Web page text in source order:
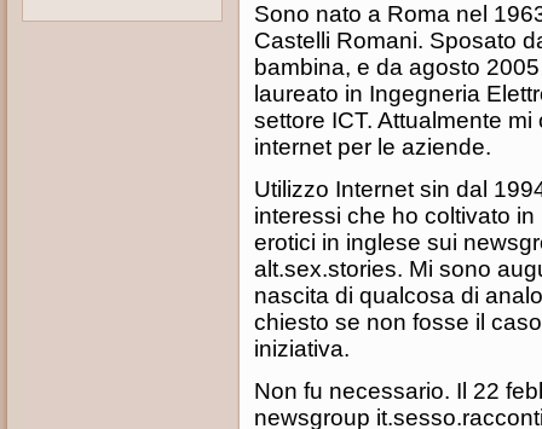
Sono nato a Roma nel
Castelli Romani. Sposato
bambina, e da agosto
laureato in Ingegneria
settore ICT. Attualmente
internet per le aziende.
Utilizzo Internet sin dal
interessi che ho coltivato
erotici in inglese sui
alt.sex.stories. Mi sono
nascita di qualcosa di
chiesto se non fosse il
iniziativa.
Non fu necessario. Il 22
newsgroup